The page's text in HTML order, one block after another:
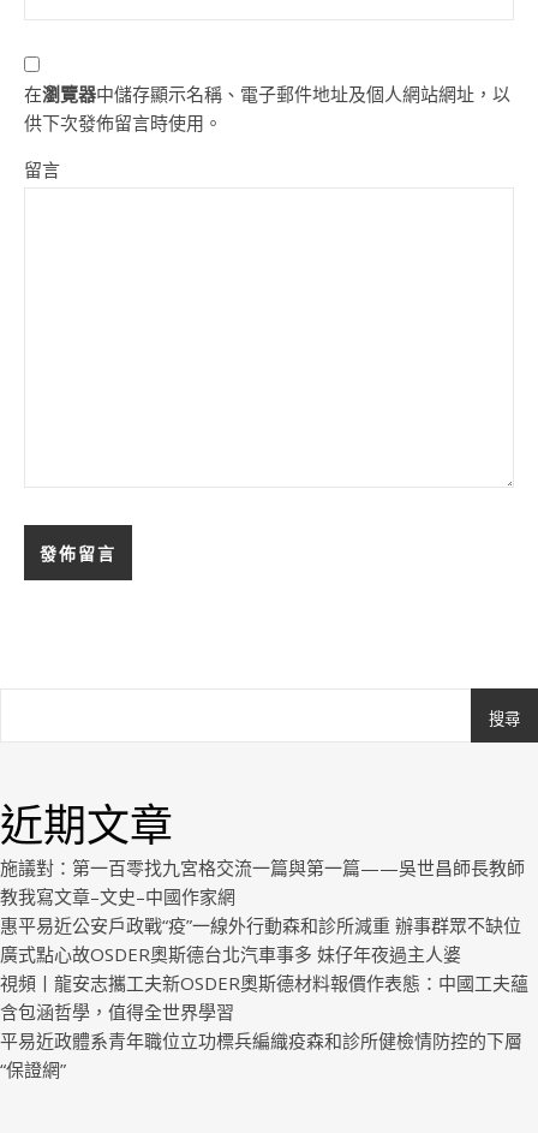
在瀏覽器中儲存顯示名稱、電子郵件地址及個人網站網址，以
供下次發佈留言時使用。
留言
搜尋
近期文章
施議對：第一百零找九宮格交流一篇與第一篇——吳世昌師長教師
教我寫文章–文史–中國作家網
惠平易近公安戶政戰“疫”一線外行動森和診所減重 辦事群眾不缺位
廣式點心故OSDER奧斯德台北汽車事多 妹仔年夜過主人婆
視頻丨龍安志攜工夫新OSDER奧斯德材料報價作表態：中國工夫蘊
含包涵哲學，值得全世界學習
平易近政體系青年職位立功標兵編織疫森和診所健檢情防控的下層
“保證網”
Royal.